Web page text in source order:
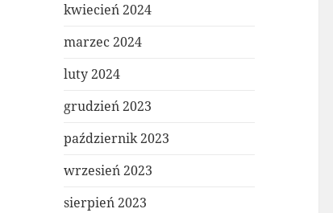
kwiecień 2024
marzec 2024
luty 2024
grudzień 2023
październik 2023
wrzesień 2023
sierpień 2023